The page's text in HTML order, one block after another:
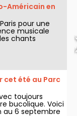
Américain en
pour une
musicale
chants
cet été au Parc
toujours
bucolique. Voici
au 6 septembre